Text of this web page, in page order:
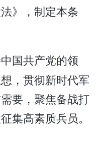
》，制定本条
国共产党的领
，贯彻新时代军
要，聚焦备战打
集高素质兵员。